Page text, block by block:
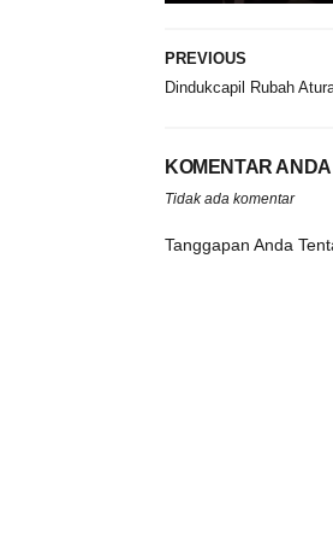
PREVIOUS
Dindukcapil Rubah
KOMENTAR ANDA
Tidak ada komentar
Tanggapan Anda